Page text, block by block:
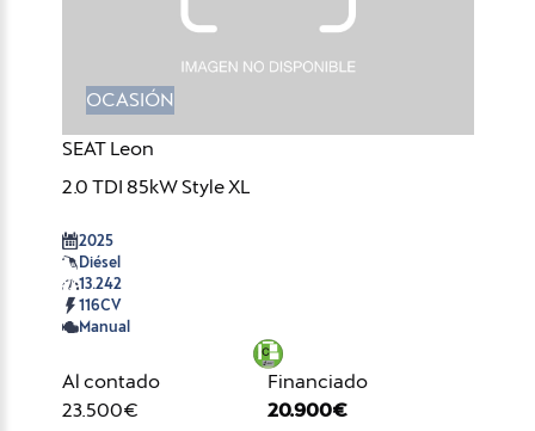
OCASIÓN
SEAT Leon
2.0 TDI 85kW Style XL
2025
Diésel
13.242
116CV
Manual
Al contado
23.500€
Financiado
20.900€